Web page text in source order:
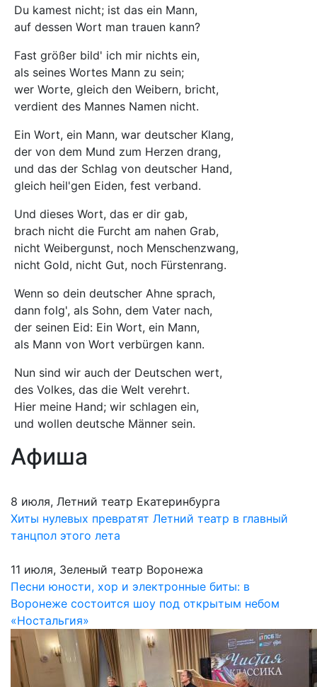
Du kamest nicht; ist das ein Mann,
auf dessen Wort man trauen kann?
Fast größer bild' ich mir nichts ein,
als seines Wortes Mann zu sein;
wer Worte, gleich den Weibern, bricht,
verdient des Mannes Namen nicht.
Ein Wort, ein Mann, war deutscher Klang,
der von dem Mund zum Herzen drang,
und das der Schlag von deutscher Hand,
gleich heil'gen Eiden, fest verband.
Und dieses Wort, das er dir gab,
brach nicht die Furcht am nahen Grab,
nicht Weibergunst, noch Menschenzwang,
nicht Gold, nicht Gut, noch Fürstenrang.
Wenn so dein deutscher Ahne sprach,
dann folg', als Sohn, dem Vater nach,
der seinen Eid: Ein Wort, ein Mann,
als Mann von Wort verbürgen kann.
Nun sind wir auch der Deutschen wert,
des Volkes, das die Welt verehrt.
Hier meine Hand; wir schlagen ein,
und wollen deutsche Männer sein.
Афиша
8 июля, Летний театр Екатеринбурга
Хиты нулевых превратят Летний театр в главный
танцпол этого лета
11 июля, Зеленый театр Воронежа
Песни юности, хор и электронные биты: в
Воронеже состоится шоу под открытым небом
«Ностальгия»